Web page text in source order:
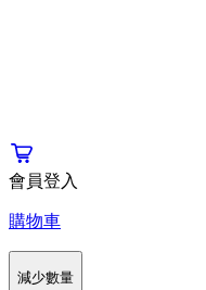
會員登入
購物車
減少數量